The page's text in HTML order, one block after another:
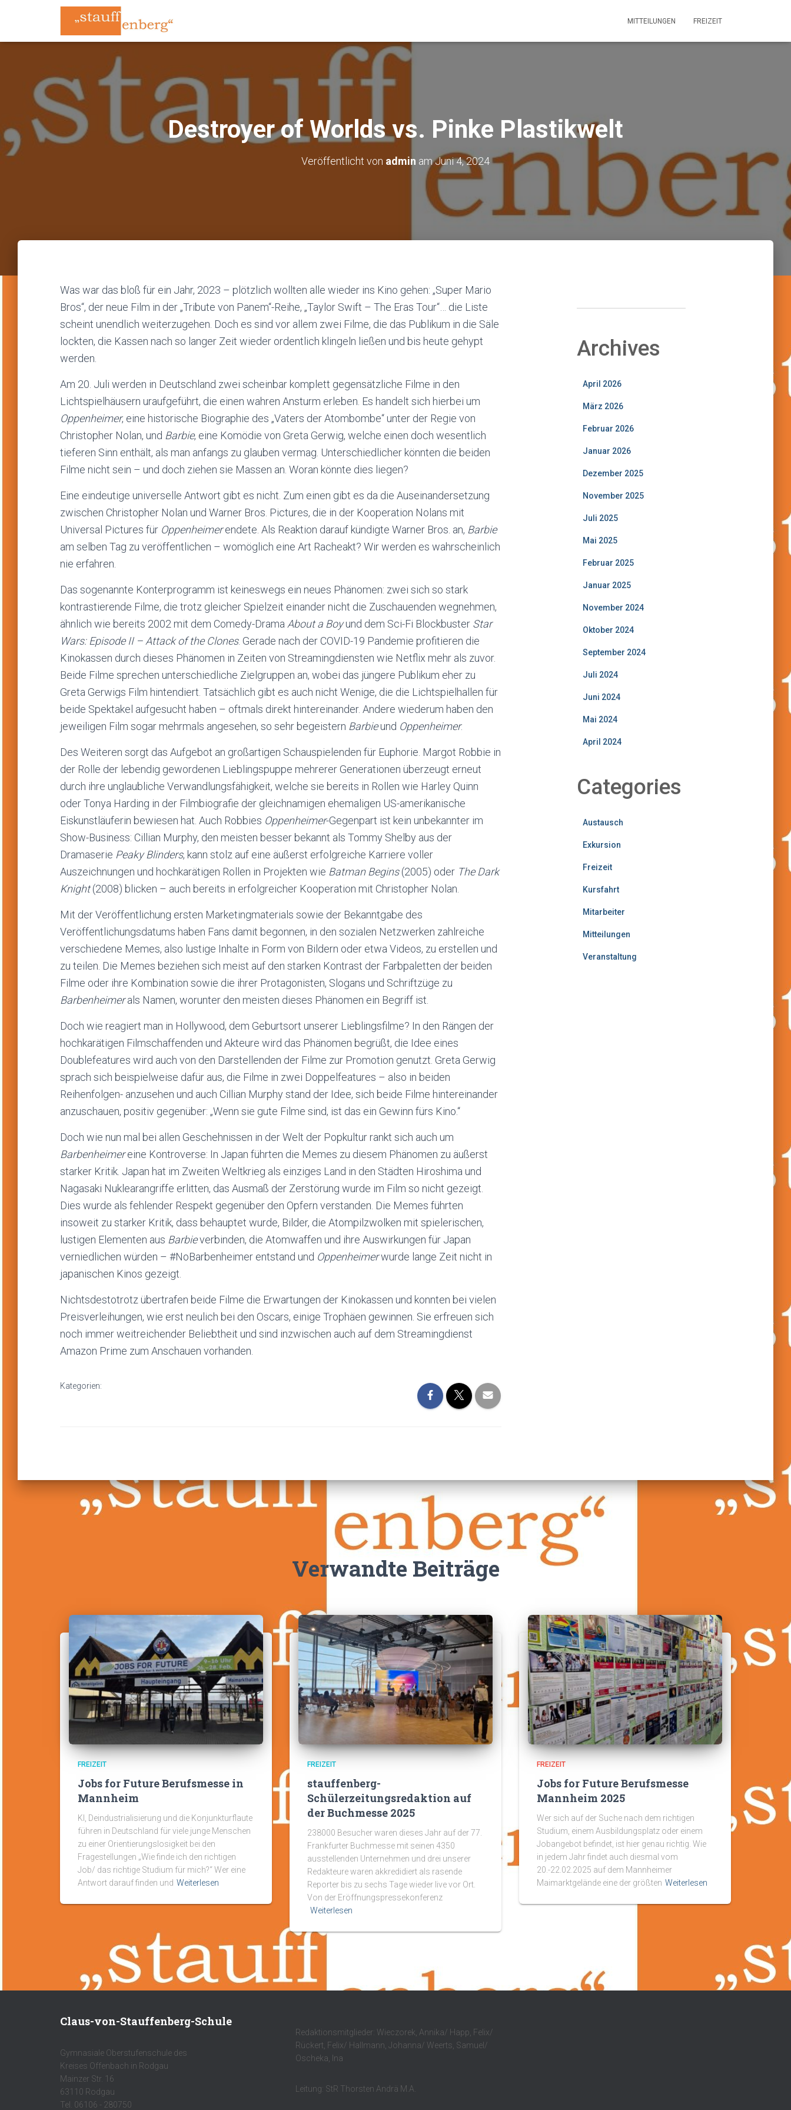
MITTEILUNGEN FREIZEIT
Destroyer of Worlds vs. Pinke Plastikwelt
Veröffentlicht von admin amJuni 4, 2024
Was war das bloß für ein Jahr, 2023 – plötzlich wollten alle wieder ins Kino gehen: „Super Mario
Bros“, der neue Film in der „Tribute von Panem“-Reihe, „Taylor Swift – The Eras Tour“… die Liste
scheint unendlich weiterzugehen. Doch es sind vor allem zwei Filme, die das Publikum in die Säle
lockten, die Kassen nach so langer Zeit wieder ordentlich klingeln ließen und bis heute gehypt
werden.
Am 20. Juli werden in Deutschland zwei scheinbar komplett gegensätzliche Filme in den
Lichtspielhäusern uraufgeführt, die einen wahren Ansturm erleben. Es handelt sich hierbei um
Oppenheimer, eine historische Biographie des „Vaters der Atombombe“ unter der Regie von
Christopher Nolan, und Barbie, eine Komödie von Greta Gerwig, welche einen doch wesentlich
tieferen Sinn enthält, als man anfangs zu glauben vermag. Unterschiedlicher könnten die beiden
Filme nicht sein – und doch ziehen sie Massen an. Woran könnte dies liegen?
Eine eindeutige universelle Antwort gibt es nicht. Zum einen gibt es da die Auseinandersetzung
zwischen Christopher Nolan und Warner Bros. Pictures, die in der Kooperation Nolans mit
Universal Pictures für Oppenheimerendete. Als Reaktion darauf kündigte Warner Bros. an, Barbie
am selben Tag zu veröffentlichen – womöglich eine Art Racheakt? Wir werden es wahrscheinlich
nie erfahren.
Das sogenannte Konterprogramm ist keineswegs ein neues Phänomen: zwei sich so stark
kontrastierende Filme, die trotz gleicher Spielzeit einander nicht die Zuschauenden wegnehmen,
ähnlich wie bereits 2002 mit dem Comedy-Drama About a Boyund dem Sci-Fi Blockbuster Star
Wars: Episode II – Attack of the Clones. Gerade nach der COVID-19 Pandemie profitieren die
Kinokassen durch dieses Phänomen in Zeiten von Streamingdiensten wie Netflix mehr als zuvor.
Beide Filme sprechen unterschiedliche Zielgruppen an, wobei das jüngere Publikum eher zu
Greta Gerwigs Film hintendiert. Tatsächlich gibt es auch nicht Wenige, die die Lichtspielhallen für
beide Spektakel aufgesucht haben – oftmals direkt hintereinander. Andere wiederum haben den
jeweiligen Film sogar mehrmals angesehen, so sehr begeistern Barbieund Oppenheimer.
Des Weiteren sorgt das Aufgebot an großartigen Schauspielenden für Euphorie. Margot Robbie in
der Rolle der lebendig gewordenen Lieblingspuppe mehrerer Generationen überzeugt erneut
durch ihre unglaubliche Verwandlungsfähigkeit, welche sie bereits in Rollen wie Harley Quinn
oder Tonya Harding in der Filmbiografie der gleichnamigen ehemaligen US-amerikanische
Eiskunstläuferin bewiesen hat. Auch Robbies Oppenheimer-Gegenpart ist kein unbekannter im
Show-Business: Cillian Murphy, den meisten besser bekannt als Tommy Shelby aus der
Dramaserie Peaky Blinders, kann stolz auf eine äußerst erfolgreiche Karriere voller
Auszeichnungen und hochkarätigen Rollen in Projekten wie Batman Begins(2005) oder The Dark
Knight(2008) blicken – auch bereits in erfolgreicher Kooperation mit Christopher Nolan.
Mit der Veröffentlichung ersten Marketingmaterials sowie der Bekanntgabe des
Veröffentlichungsdatums haben Fans damit begonnen, in den sozialen Netzwerken zahlreiche
verschiedene Memes, also lustige Inhalte in Form von Bildern oder etwa Videos, zu erstellen und
zu teilen. Die Memes beziehen sich meist auf den starken Kontrast der Farbpaletten der beiden
Filme oder ihre Kombination sowie die ihrer Protagonisten, Slogans und Schriftzüge zu
Barbenheimerals Namen, worunter den meisten dieses Phänomen ein Begriff ist.
Doch wie reagiert man in Hollywood, dem Geburtsort unserer Lieblingsfilme? In den Rängen der
hochkarätigen Filmschaffenden und Akteure wird das Phänomen begrüßt, die Idee eines
Doublefeatures wird auch von den Darstellenden der Filme zur Promotion genutzt. Greta Gerwig
sprach sich beispielweise dafür aus, die Filme in zwei Doppelfeatures – also in beiden
Reihenfolgen- anzusehen und auch Cillian Murphy stand der Idee, sich beide Filme hintereinander
anzuschauen, positiv gegenüber: „Wenn sie gute Filme sind, ist das ein Gewinn fürs Kino.“
Doch wie nun mal bei allen Geschehnissen in der Welt der Popkultur rankt sich auch um
Barbenheimereine Kontroverse: In Japan führten die Memes zu diesem Phänomen zu äußerst
starker Kritik. Japan hat im Zweiten Weltkrieg als einziges Land in den Städten Hiroshima und
Nagasaki Nuklearangriffe erlitten, das Ausmaß der Zerstörung wurde im Film so nicht gezeigt.
Dies wurde als fehlender Respekt gegenüber den Opfern verstanden. Die Memes führten
insoweit zu starker Kritik, dass behauptet wurde, Bilder, die Atompilzwolken mit spielerischen,
lustigen Elementen aus Barbieverbinden, die Atomwaffen und ihre Auswirkungen für Japan
verniedlichen würden – #NoBarbenheimer entstand und Oppenheimerwurde lange Zeit nicht in
japanischen Kinos gezeigt.
Nichtsdestotrotz übertrafen beide Filme die Erwartungen der Kinokassen und konnten bei vielen
Preisverleihungen, wie erst neulich bei den Oscars, einige Trophäen gewinnen. Sie erfreuen sich
noch immer weitreichender Beliebtheit und sind inzwischen auch auf dem Streamingdienst
Amazon Prime zum Anschauen vorhanden.
Kategorien:
u
e
n
Archives
April 2026
März 2026
Februar 2026
Januar 2026
Dezember 2025
November 2025
Juli 2025
Mai 2025
Februar 2025
Januar 2025
November 2024
Oktober 2024
September 2024
Juli 2024
Juni 2024
Mai 2024
April 2024
Categories
Austausch
Exkursion
Freizeit
Kursfahrt
Mitarbeiter
Mitteilungen
Veranstaltung
Verwandte Beiträge
FREIZEIT
Jobs for Future Berufsmesse in
Mannheim
KI, Deindustrialisierung und die Konjunkturflaute
führen in Deutschland für viele junge Menschen
zu einer Orientierungslosigkeit bei den
Fragestellungen „Wie finde ich den richtigen
Job/ das richtige Studium für mich?“ Wer eine
Antwort darauf finden und Weiterlesen
FREIZEIT
stauffenberg-
Schülerzeitungsredaktion auf
der Buchmesse 2025
238000 Besucher waren dieses Jahr auf der 77.
Frankfurter Buchmesse mit seinen 4350
ausstellenden Unternehmen und drei unserer
Redakteure waren akkredidiert als rasende
Reporter bis zu sechs Tage wieder live vor Ort.
Von der Eröffnungspressekonferenz
Weiterlesen
FREIZEIT
Jobs for Future Berufsmesse
Mannheim 2025
Wer sich auf der Suche nach dem richtigen
Studium, einem Ausbildungsplatz oder einem
Jobangebot befindet, ist hier genau richtig. Wie
in jedem Jahr findet auch diesmal vom
20.-22.02.2025 auf dem Mannheimer
Maimarktgelände eine der größten Weiterlesen
Claus-von-Stauffenberg-Schule
Gymnasiale Oberstufenschule des
Kreises Offenbach in Rodgau
Mainzer Str. 16
63110 Rodgau
Tel. 06106 - 280750
Redaktionsmitglieder: Wieczorek, Annika/ Happ, Felix/
Rückert, Felix/ Hallmann, Johanna/ Weerts, Samuel/
Oscheka, Ina
Leitung: StR Thorsten Andrä M.A.